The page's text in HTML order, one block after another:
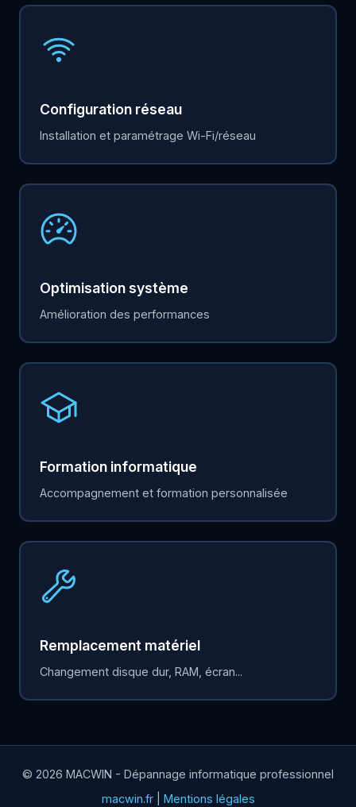
Configuration réseau
Installation et paramétrage Wi-Fi/réseau
Optimisation système
Amélioration des performances
Formation informatique
Accompagnement et formation personnalisée
Remplacement matériel
Changement disque dur, RAM, écran...
© 2026 MACWIN - Dépannage informatique professionnel
macwin.fr| Mentions légales